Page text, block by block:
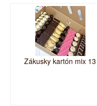
Zákusky kartón mix 13